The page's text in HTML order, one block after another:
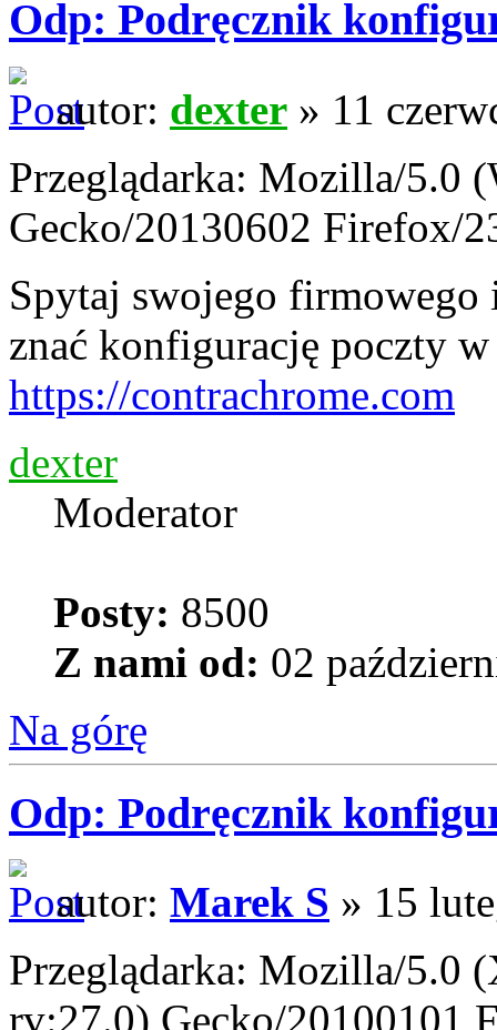
Odp: Podręcznik
autor: dexter » 11
Przeglądarka: Mozilla/5.0
Gecko/20130602 Firefox/
Spytaj swojego
znać konfigurację poczty
https://contrachrome.com
dexter
Moderator
Posty: 8500
Z nami od: 02
Na górę
Odp: Podręcznik
autor: Marek S » 15
Przeglądarka: Mozilla/5.0
rv:27.0) Gecko/20100101